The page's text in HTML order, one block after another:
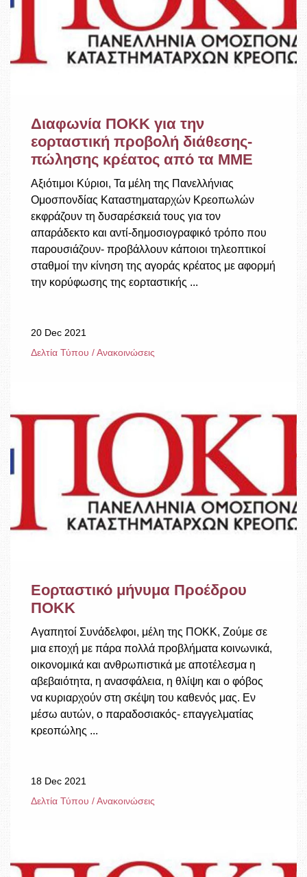
Διαφωνία ΠΟΚΚ για την
εορταστική προβολή διάθεσης-
πώλησης κρέατος από τα ΜΜΕ
Αξιότιμοι Κύριοι, Τα μέλη της Πανελλήνιας
Ομοσπονδίας Καταστηματαρχών Κρεοπωλών
εκφράζουν τη δυσαρέσκειά τους για τον
απαράδεκτο και αντί-δημοσιογραφικό τρόπο που
παρουσιάζουν- προβάλλουν κάποιοι τηλεοπτικοί
σταθμοί την κίνηση της αγοράς κρέατος με αφορμή
την κορύφωσης της εορταστικής ...
20 Dec 2021
Δελτία Τύπου / Ανακοινώσεις
Εορταστικό μήνυμα Προέδρου
ΠΟΚΚ
Αγαπητοί Συνάδελφοι, μέλη της ΠΟΚΚ, Ζούμε σε
μια εποχή με πάρα πολλά προβλήματα κοινωνικά,
οικονομικά και ανθρωπιστικά με αποτέλεσμα η
αβεβαιότητα, η ανασφάλεια, η θλίψη και ο φόβος
να κυριαρχούν στη σκέψη του καθενός μας. Εν
μέσω αυτών, ο παραδοσιακός- επαγγελματίας
κρεοπώλης ...
18 Dec 2021
Δελτία Τύπου / Ανακοινώσεις